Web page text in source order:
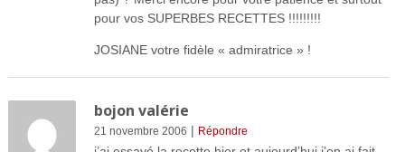
pour vos SUPERBES RECETTES !!!!!!!!!
JOSIANE votre fidèle « admiratrice » !
bojon valérie
21 novembre 2006 | Répondre